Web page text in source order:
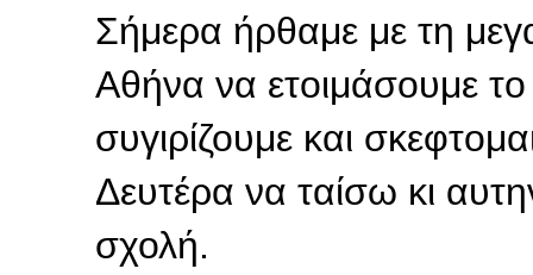
Σήμερα ήρθαμε με τη
Αθήνα να ετοιμάσουμε
συγιρίζουμε και
Δευτέρα να ταίσω κι
σχολή.